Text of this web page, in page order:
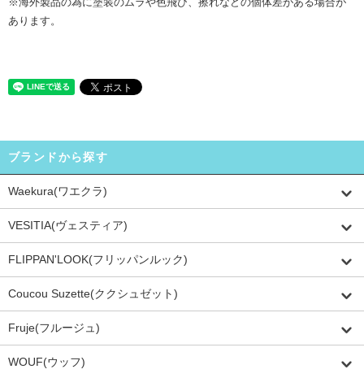
あります。
ブランドから探す
Waekura(ワエクラ)
VESITIA(ヴェスティア)
FLIPPAN'LOOK(フリッパンルック)
Coucou Suzette(ククシュゼット)
Fruje(フルージュ)
WOUF(ウッフ)